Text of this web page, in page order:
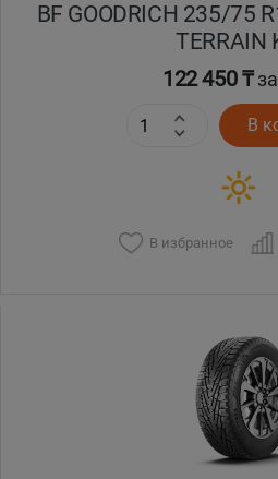
BF GOODRICH 235/75
TERRAIN
122 450 ₸
В
В избранное